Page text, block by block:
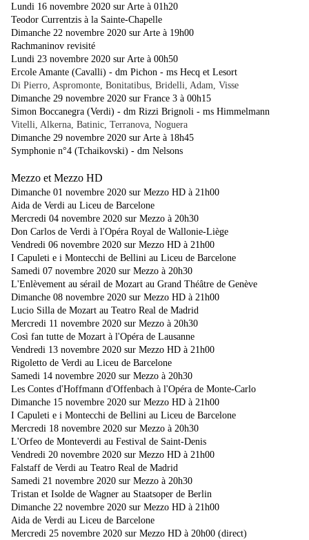
Lundi 16 novembre 2020 sur Arte à 01h20
Teodor Currentzis à la Sainte-Chapelle
Dimanche 22 novembre 2020 sur Arte à 19h00
Rachmaninov revisité
Lundi 23 novembre 2020 sur Arte à 00h50
Ercole Amante (Cavalli) - dm Pichon - ms Hecq et Lesort
Di Pierro, Aspromonte, Bonitatibus, Bridelli, Adam, Visse
Dimanche 29 novembre 2020 sur France 3 à 00h15
Simon Boccanegra (Verdi) - dm Rizzi Brignoli - ms Himmelmann
Vitelli, Alkerna, Batinic, Terranova, Noguera
Dimanche 29 novembre 2020 sur Arte à 18h45
Symphonie n°4 (Tchaikovski) - dm Nelsons
Mezzo et Mezzo HD
Dimanche 01 novembre 2020 sur Mezzo HD à 21h00
Aida de Verdi au Liceu de Barcelone
Mercredi 04 novembre 2020 sur Mezzo à 20h30
Don Carlos de Verdi à l'Opéra Royal de Wallonie-Liège
Vendredi 06 novembre 2020 sur Mezzo HD à 21h00
I Capuleti e i Montecchi de Bellini au Liceu de Barcelone
Samedi 07 novembre 2020 sur Mezzo à 20h30
L'Enlèvement au sérail de Mozart au Grand Théâtre de Genève
Dimanche 08 novembre 2020 sur Mezzo HD à 21h00
Lucio Silla de Mozart au Teatro Real de Madrid
Mercredi 11 novembre 2020 sur Mezzo à 20h30
Così fan tutte de Mozart à l'Opéra de Lausanne
Vendredi 13 novembre 2020 sur Mezzo HD à 21h00
Rigoletto de Verdi au Liceu de Barcelone
Samedi 14 novembre 2020 sur Mezzo à 20h30
Les Contes d'Hoffmann d'Offenbach à l'Opéra de Monte-Carlo
Dimanche 15 novembre 2020 sur Mezzo HD à 21h00
I Capuleti e i Montecchi de Bellini au Liceu de Barcelone
Mercredi 18 novembre 2020 sur Mezzo à 20h30
L'Orfeo de Monteverdi au Festival de Saint-Denis
Vendredi 20 novembre 2020 sur Mezzo HD à 21h00
Falstaff de Verdi au Teatro Real de Madrid
Samedi 21 novembre 2020 sur Mezzo à 20h30
Tristan et Isolde de Wagner au Staatsoper de Berlin
Dimanche 22 novembre 2020 sur Mezzo HD à 21h00
Aida de Verdi au Liceu de Barcelone
Mercredi 25 novembre 2020 sur Mezzo HD à 20h00 (direct)